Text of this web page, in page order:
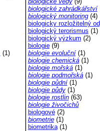
(1)
biologické zahrádkářství
biologický monitoring(4)
biologicky rozložitelný
biologický terorismus (1)
biologický výzkum (2)
biologie(9)
biologie evoluční(1)
biologie chemická(1)
biologie mořská(1)
biologie podmořská(1)
biologie půdní(1)
biologie půdy(1)
biologie rostlin(63)
biologie živočichů
biologové(2)
biometrie(1)
biometrika(1)